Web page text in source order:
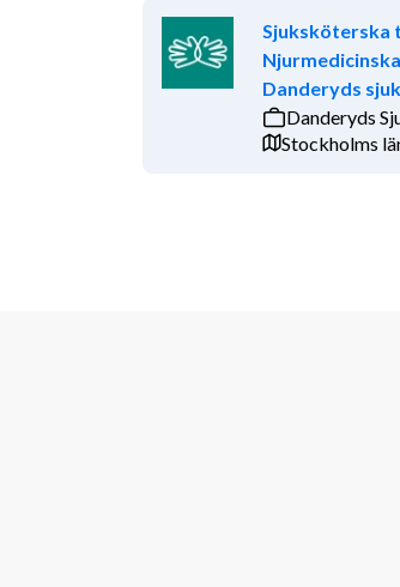
Sjuksköterska
Danderyds
Danderyds
Stockholms